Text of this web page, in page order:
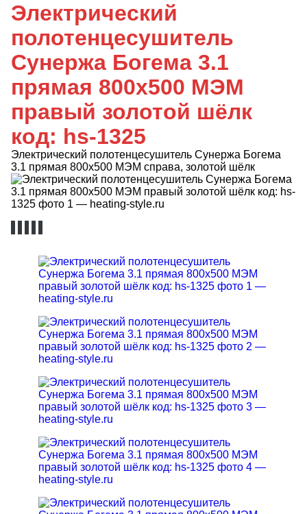
Электрический
полотенцесушитель
Сунержа Богема 3.1
прямая 800x500 МЭМ
правый золотой шёлк
код: hs-1325
Электрический полотенцесушитель Сунержа Богема
3.1 прямая 800x500 МЭМ справа, золотой шёлк